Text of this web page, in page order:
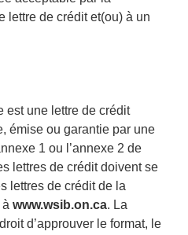
lettre de crédit et(ou) à un
est une lettre de crédit
émise ou garantie par une
1 ou l’annexe 2 de
lettres de crédit doivent se
lettres de crédit de la
www.wsib.on.ca. La
d’approuver le format, le